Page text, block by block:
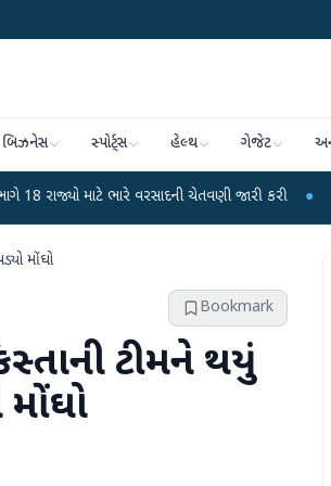
બિઝનેસ સ્પોર્ટ્સ હેલ્થ ગેજેટ
ભારે વરસાદની ચેતવણી જારી કરી ● સિદ્ધપુરથી
મોંઘો
Bookmark
ટીમને થયું